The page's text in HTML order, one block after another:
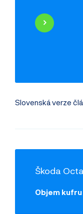
Najeté
Slovenská verze
Škoda
Objem kufru